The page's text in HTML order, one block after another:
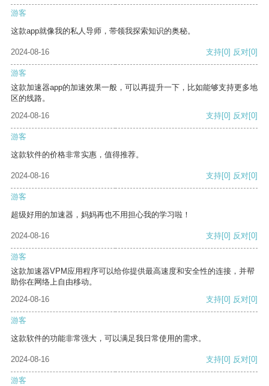
游客
这款app就像我的私人导师，带领我探索知识的奥秘。
2024-08-16 支持[0] 反对[0]
游客
这款加速器app的加速效果一般，可以再提升一下，比如能够支持更多地
区的线路。
2024-08-16
支持[0] 反对[0]
游客
这款软件的价格非常实惠，值得推荐。
2024-08-16 支持[0] 反对[0]
游客
超级好用的加速器，妈妈再也不用担心我的学习啦！
2024-08-16 支持[0] 反对[0]
游客
这款加速器VPM应用程序可以给你提供最高速度和安全性的连接，并帮
助你在网络上自由移动。
2024-08-16
支持[0] 反对[0]
游客
这款软件的功能非常强大，可以满足我日常使用的需求。
2024-08-16 支持[0] 反对[0]
游客